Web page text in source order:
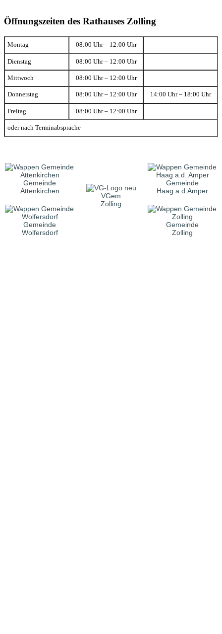
Öffnungszeiten des Rathauses Zolling
Montag 08:00 Uhr – 12:00 Uhr
Dienstag 08:00 Uhr – 12:00 Uhr
Mittwoch 08:00 Uhr – 12:00 Uhr
Donnerstag 08:00 Uhr – 12:00 Uhr 14:00 Uhr – 18:00 Uhr
Freitag 08:00 Uhr – 12:00 Uhr
oder nach Terminabsprache
Gemeinde
Attenkirchen
VGem
Zolling
Gemeinde
Haag a.d.Amper
Gemeinde
Wolfersdorf
Gemeinde
Zolling